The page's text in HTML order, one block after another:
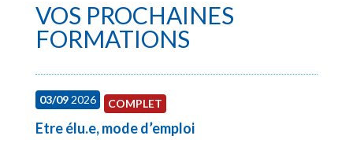
VOS PROCHAINES
FORMATIONS
03/092026 COMPLET
Etre élu.e, mode d’emploi